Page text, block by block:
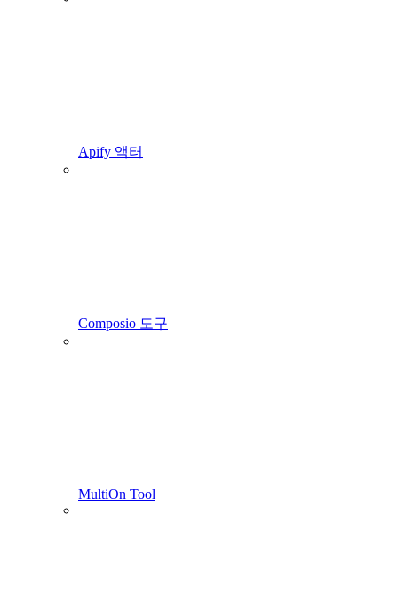
Apify 액터
Composio 도구
MultiOn Tool